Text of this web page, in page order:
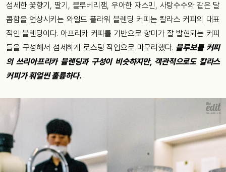
섬세한 꽃향기, 딸기, 블루베리잼, 우아한 재스민, 사탕수수와 같은 달
콤함을 연상시키는 와일드 플라워 블렌딩 커피는 칼라스 커피의 대표
적인 블렌딩이다. 아프리카 커피를 기반으로 향미가 잘 발현되는 커피
들을 구성해서 섬세하게 로스팅 작업으로 마무리했다. 블루보틀 커피
의 쓰리아프리카 블렌딩과 구성이 비슷하지만, 객관적으로도 칼라스
커피가 훠얼씬 훌륭하다.